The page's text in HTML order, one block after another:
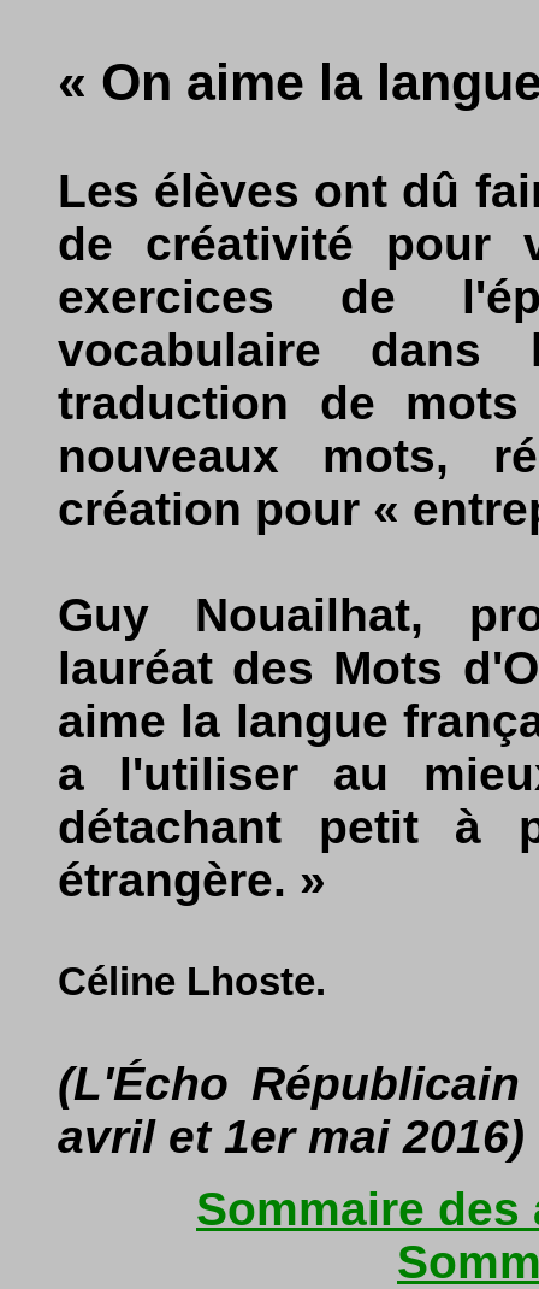
« On aime la
Les élèves ont dû
de créativité pour
exercices de
vocabulaire dans
traduction de mots
nouveaux mots,
création pour «
Guy Nouailhat,
lauréat des Mots
aime la langue
a l'utiliser au
détachant petit à
étrangère. »
Céline Lhoste.
(L'Écho
avril et 1er mai 2016)
Sommaire des